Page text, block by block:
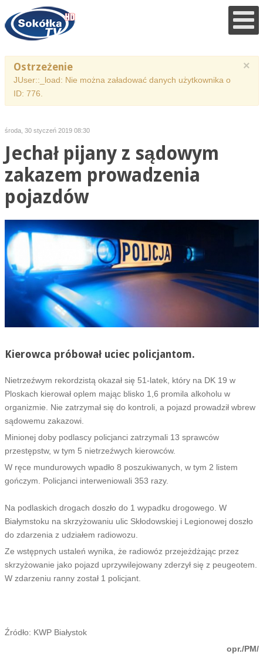
×
Ostrzeżenie
JUser::_load: Nie można załadować danych użytkownika o
ID: 776.
środa, 30 styczeń 2019 08:30
Jechał pijany z sądowym
zakazem prowadzenia
pojazdów
Kierowca próbował uciec policjantom.
Nietrzeźwym rekordzistą okazał się 51-latek, który na DK 19 w
Ploskach kierował oplem mając blisko 1,6 promila alkoholu w
organizmie. Nie zatrzymał się do kontroli, a pojazd prowadził wbrew
sądowemu zakazowi.
Minionej doby podlascy policjanci zatrzymali 13 sprawców
przestępstw, w tym 5 nietrzeźwych kierowców.
W ręce mundurowych wpadło 8 poszukiwanych, w tym 2 listem
gończym. Policjanci interweniowali 353 razy.
Na podlaskich drogach doszło do 1 wypadku drogowego. W
Białymstoku na skrzyżowaniu ulic Skłodowskiej i Legionowej doszło
do zdarzenia z udziałem radiowozu.
Ze wstępnych ustaleń wynika, że radiowóz przejeżdżając przez
skrzyżowanie jako pojazd uprzywilejowany zderzył się z peugeotem.
W zdarzeniu ranny został 1 policjant.
Źródło: KWP Białystok
opr./PM/